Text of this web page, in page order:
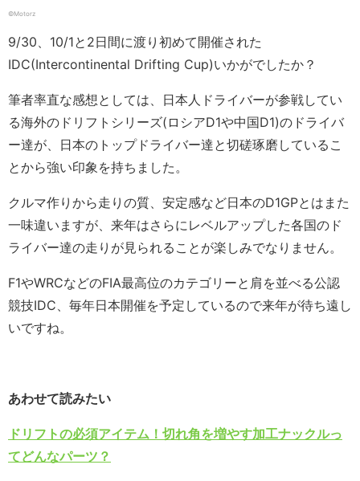
©️Motorz
9/30、10/1と2日間に渡り初めて開催された
IDC(Intercontinental Drifting Cup)いかがでしたか？
筆者率直な感想としては、日本人ドライバーが参戦してい
る海外のドリフトシリーズ(ロシアD1や中国D1)のドライバ
ー達が、日本のトップドライバー達と切磋琢磨しているこ
とから強い印象を持ちました。
クルマ作りから走りの質、安定感など日本のD1GPとはまた
一味違いますが、来年はさらにレベルアップした各国のド
ライバー達の走りが見られることが楽しみでなりません。
F1やWRCなどのFIA最高位のカテゴリーと肩を並べる公認
競技IDC、毎年日本開催を予定しているので来年が待ち遠し
いですね。
あわせて読みたい
ドリフトの必須アイテム！切れ角を増やす加工ナックルっ
てどんなパーツ？